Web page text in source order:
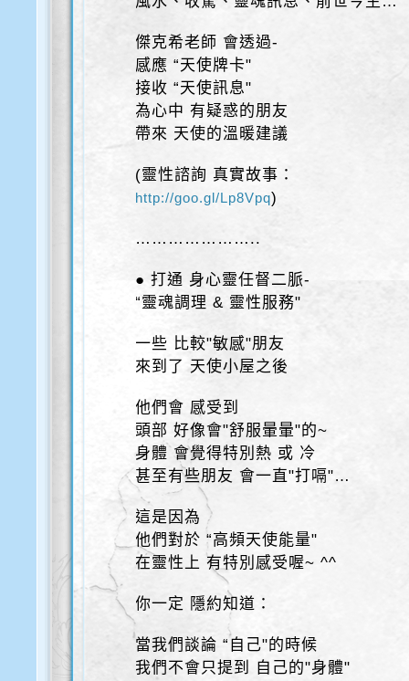
傑克希老師 會透過-
感應 “天使牌卡"
接收 “天使訊息"
為心中 有疑惑的朋友
帶來 天使的溫暖建議
(靈性諮詢 真實故事：
http://goo.gl/Lp8Vpq)
…………………..
● 打通 身心靈任督二脈-
“靈魂調理 & 靈性服務"
一些 比較"敏感"朋友
來到了 天使小屋之後
他們會 感受到
頭部 好像會"舒服暈暈"的~
身體 會覺得特別熱 或 冷
甚至有些朋友 會一直"打嗝"…
這是因為
他們對於 “高頻天使能量"
在靈性上 有特別感受喔~ ^^
你一定 隱約知道：
當我們談論 “自己"的時候
我們不會只提到 自己的"身體"